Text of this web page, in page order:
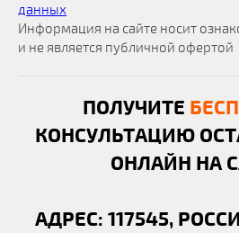
данных
Информация на сайте носит
и не является публичной офертой
ПОЛУЧИТЕ
КОНСУЛЬТАЦИЮ
ОНЛАЙН НА
АДРЕС: 117545,